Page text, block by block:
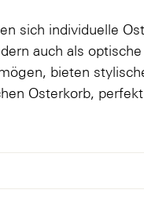
sich individuelle
auch als
bieten
Osterkorb,